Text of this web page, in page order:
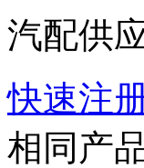
汽配供
快速注
相同产